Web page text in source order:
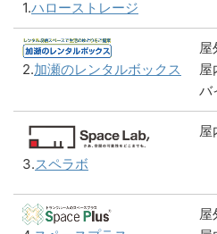
1.ハローストレージ
2.加瀬のレンタルボックス
屋
屋
バ
3.スペラボ
屋
屋